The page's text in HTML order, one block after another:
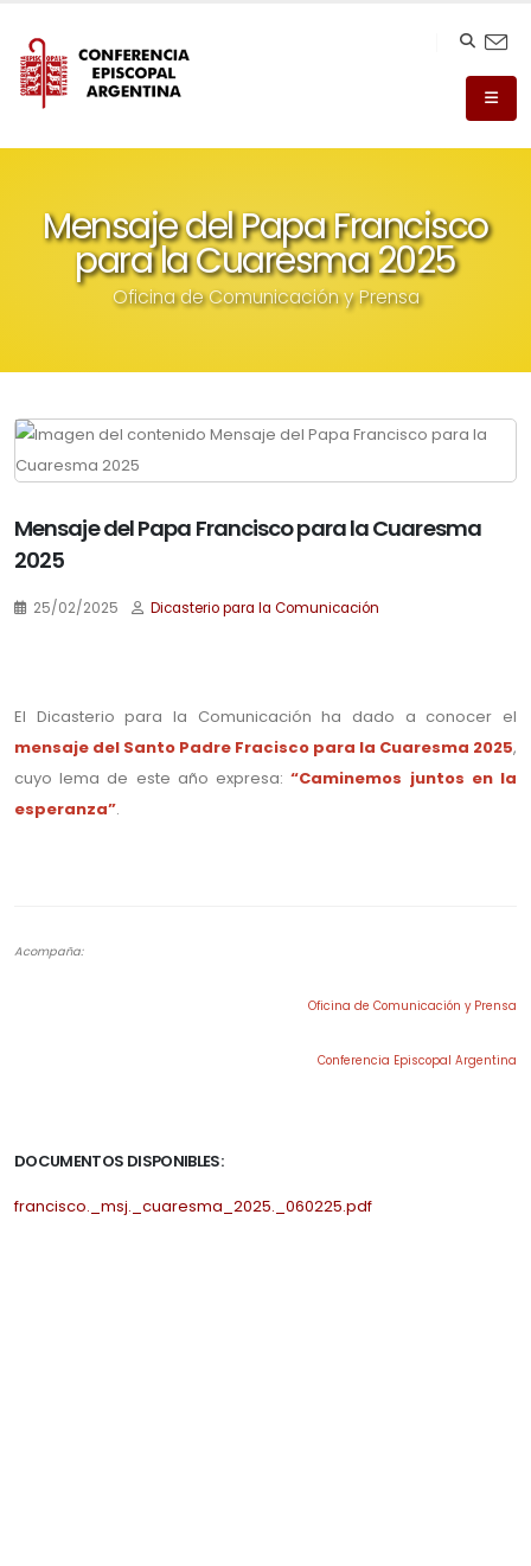
Mensaje del Papa Francisco
para la Cuaresma 2025
Oficina de Comunicación y Prensa
Mensaje del Papa Francisco para la Cuaresma
2025
25/02/2025 Dicasterio para la Comunicación
El Dicasterio para la Comunicación ha dado a conocer el
mensaje del Santo Padre Fracisco para la Cuaresma 2025,
cuyo lema de este año expresa:“Caminemos juntos en la
esperanza”.
Acompaña:
Oficina de Comunicación y Prensa
Conferencia Episcopal Argentina
DOCUMENTOS DISPONIBLES:
francisco._msj._cuaresma_2025._060225.pdf